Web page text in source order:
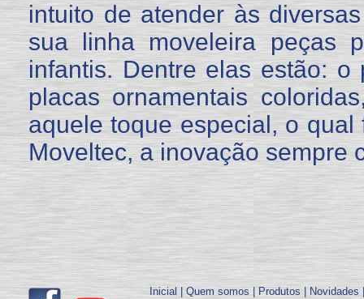
intuito de atender às
sua linha moveleira peças
infantis. Dentre elas estão:
placas ornamentais
aquele toque especial, o
Moveltec, a inovação sempre
Inicial Quem somos |Produtos Novidades